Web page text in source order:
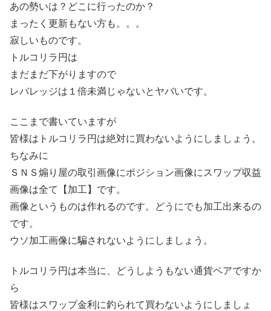
あの勢いは？どこに行ったのか？
まったく更新もない方も。。。
寂しいものです。
トルコリラ円は
まだまだ下がりますので
レバレッジは１倍未満じゃないとヤバいです。
ここまで書いていますが
皆様はトルコリラ円は絶対に買わないようにしましょう。
ちなみに
ＳＮＳ煽り屋の取引画像にポジション画像にスワップ収益
画像は全て【加工】です。
画像というものは作れるのです。どうにでも加工出来るの
です。
ウソ加工画像に騙されないようにしましょう。
トルコリラ円は本当に、どうしようもない通貨ペアですか
ら
皆様はスワップ金利に釣られて買わないようにしましょ